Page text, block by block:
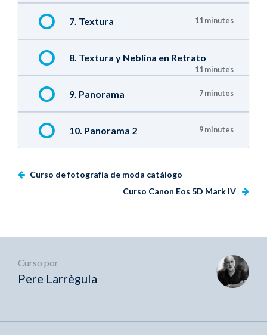
7. Textura 11 minutes
8. Textura y Neblina en Retrato
11 minutes
9. Panorama 7 minutes
10. Panorama 2 9 minutes
Curso de fotografía de moda catálogo
Curso Canon Eos 5D Mark IV
Curso por
Pere Larrègula